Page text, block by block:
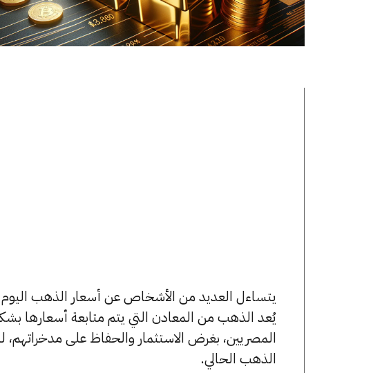
يُعد الذهب من المعادن التي يتم متابعة أسعارها
المصريين، بغرض الاستثمار والحفاظ على
الذهب الحالي.